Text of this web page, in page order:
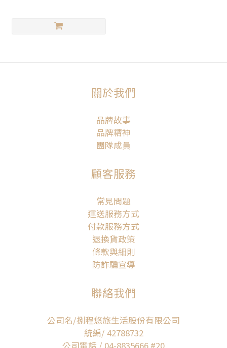
關於我們
品牌故事
品牌精神
團隊成員
顧客服務
常見問題
運送服務方式
付款服務方式
退換貨政策
條款與細則
防詐騙宣導
聯絡我們
公司名/捌程悠旅生活股份有限公司
統編/ 42788732
公司電話 / 04-8835666 #20